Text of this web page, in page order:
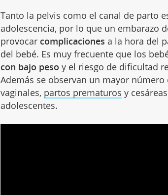
Tanto la pelvis como el canal de parto
adolescencia, por lo que un embarazo
provocar complicaciones a la hora del
del bebé. Es muy frecuente que los
con bajo peso y el riesgo de dificultad
Además se observan un mayor
vaginales, partos prematuros y
adolescentes.